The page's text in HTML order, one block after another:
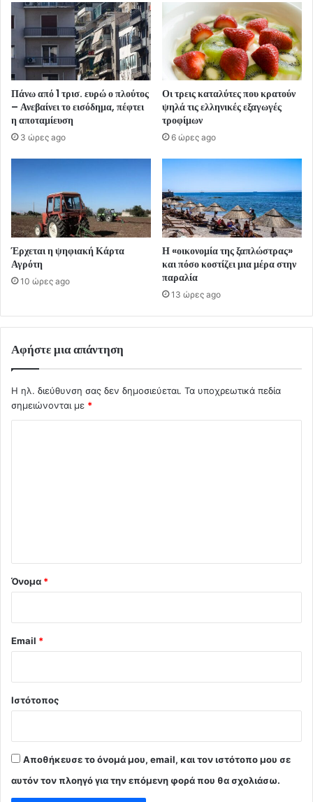
Πάνω από 1 τρισ. ευρώ ο πλούτος
– Ανεβαίνει το εισόδημα, πέφτει
η αποταμίευση
3 ώρες ago
Οι τρεις καταλύτες που κρατούν
ψηλά τις ελληνικές εξαγωγές
τροφίμων
6 ώρες ago
Έρχεται η ψηφιακή Κάρτα
Αγρότη
10 ώρες ago
Η «οικονομία της ξαπλώστρας»
και πόσο κοστίζει μια μέρα στην
παραλία
13 ώρες ago
Αφήστε μια απάντηση
Η ηλ. διεύθυνση σας δεν δημοσιεύεται. Τα υποχρεωτικά πεδία
σημειώνονται με *
Όνομα *
Email *
Ιστότοπος
Αποθήκευσε το όνομά μου, email, και τον ιστότοπο μου σε
αυτόν τον πλοηγό για την επόμενη φορά που θα σχολιάσω.